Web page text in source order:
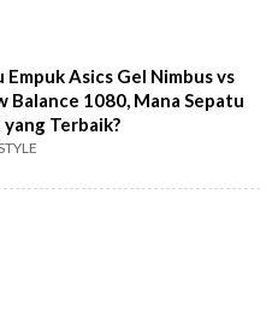
Empuk Asics Gel Nimbus vs
Balance 1080, Mana Sepatu
yang Terbaik?